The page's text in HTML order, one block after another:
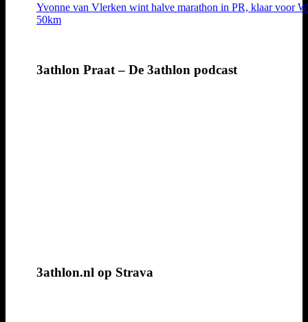
Yvonne van Vlerken wint halve marathon in PR, klaar voor
50km
3athlon Praat – De 3athlon podcast
3athlon.nl op Strava